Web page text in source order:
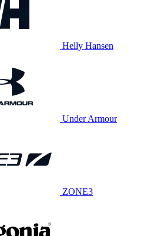
Helly Hansen
Under Armour
ZONE3